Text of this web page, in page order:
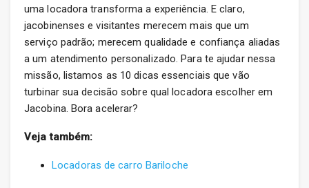
uma locadora transforma a experiência. E claro,
jacobinenses e visitantes merecem mais que um
serviço padrão; merecem qualidade e confiança aliadas
a um atendimento personalizado. Para te ajudar nessa
missão, listamos as 10 dicas essenciais que vão
turbinar sua decisão sobre qual locadora escolher em
Jacobina. Bora acelerar?
Veja também:
Locadoras de carro Bariloche